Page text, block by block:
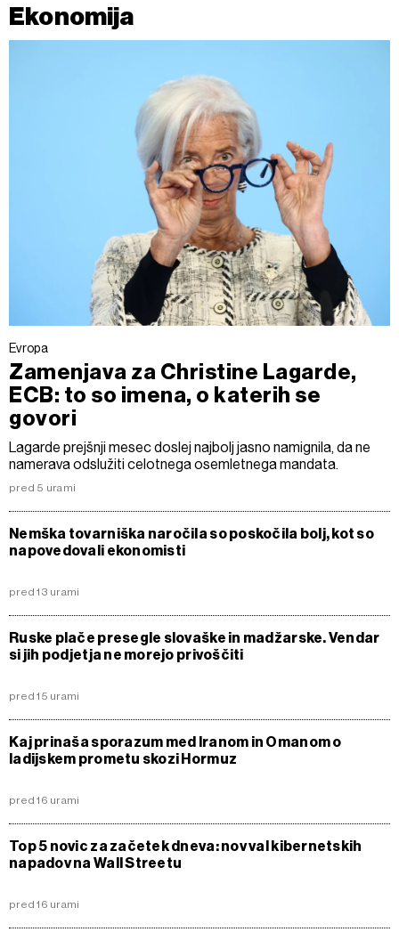
Ekonomija
Evropa
Zamenjava za Christine Lagarde,
ECB: to so imena, o katerih se
govori
Lagarde prejšnji mesec doslej najbolj jasno namignila, da ne
namerava odslužiti celotnega osemletnega mandata.
pred 5 urami
Nemška tovarniška naročila so poskočila bolj, kot so
napovedovali ekonomisti
pred 13 urami
Ruske plače presegle slovaške in madžarske. Vendar
si jih podjetja ne morejo privoščiti
pred 15 urami
Kaj prinaša sporazum med Iranom in Omanom o
ladijskem prometu skozi Hormuz
pred 16 urami
Top 5 novic za začetek dneva: nov val kibernetskih
napadov na Wall Streetu
pred 16 urami